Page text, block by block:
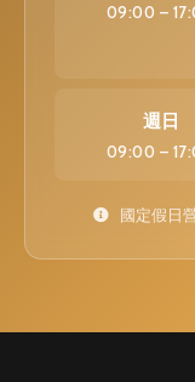
09:00 –
週日
09:00 –
國定假日